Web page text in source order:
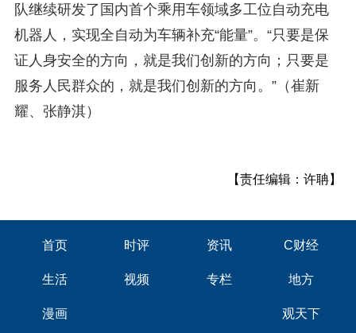
队继续研发了国内首个乘用车领域多工位自动充电
机器人，实现全自动为车辆补充“能量”。“只要是保
证人身安全的方向，就是我们创新的方向；只要是
服务人民群众的，就是我们创新的方向。”（崔新
耀、张静淇）
【责任编辑：许聃】
首页 时评 资讯 C财经
生活 视频 专栏 地方
漫画 观天下